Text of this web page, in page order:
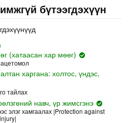
бүтээгдэхүүн
(хатаасан хар мөөг)
харгана: холтос, үндэс,
тайлах
навч, үр жимсгэнэ
элэг хамгаалах |Protection against